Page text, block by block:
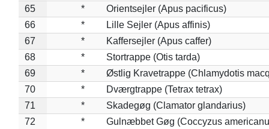
65
*
Orientsejler (Apus pacificus)
66
*
Lille Sejler (Apus affinis)
67
*
Kaffersejler (Apus caffer)
68
*
Stortrappe (Otis tarda)
69
*
Østlig Kravetrappe (Chlamydotis
70
*
Dværgtrappe (Tetrax tetrax)
71
*
Skadegøg (Clamator glandarius)
72
* Gulnæbbet Gøg (Coccyzus